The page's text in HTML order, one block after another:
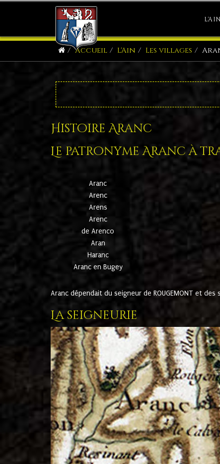
L'AIN
Accueil L'Ain Les villages
Histoire Aranc
Le patronyme Aranc à
Aranc
Arenc
Arens
Arenc
de Arenco
Aran
Haranc
Aranc en Bugey
Aranc dépendait du seigneur de ROUGEMONT et
La seigneurie